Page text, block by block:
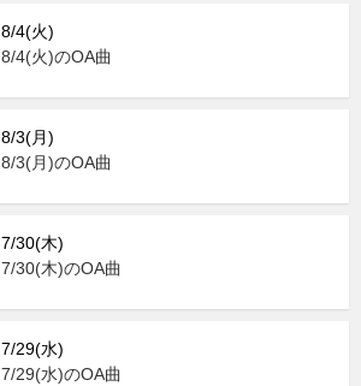
8/4(火)
8/4(火)のOA曲
8/3(月)
8/3(月)のOA曲
7/30(木)
7/30(木)のOA曲
7/29(水)
7/29(水)のOA曲